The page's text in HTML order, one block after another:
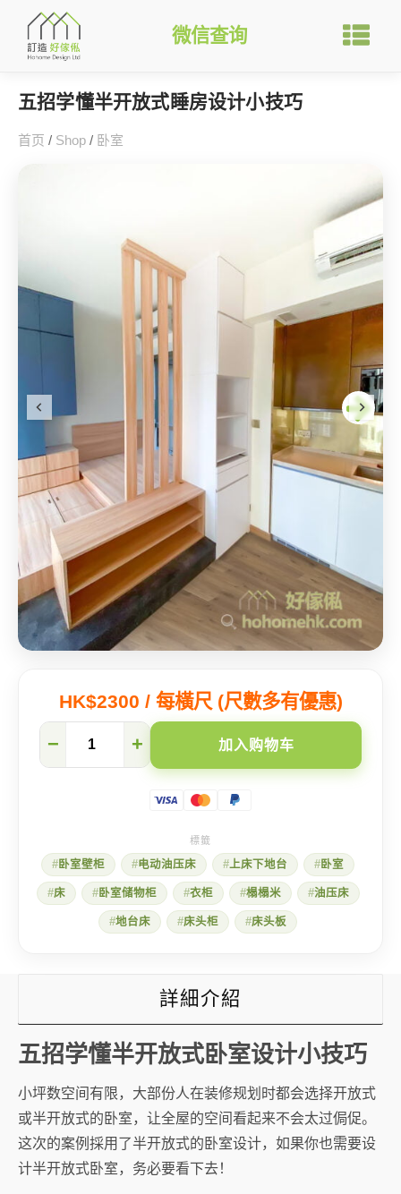
微信查询
五招学懂半开放式睡房设计小技巧
首页 / Shop / 卧室
HK$2300 / 每橫尺 (尺數多有優惠)
学
睡
房
设
− + 加入购物车
卧室壁柜 电动油压床 上床下地台 卧室
床 卧室储物柜 衣柜 榻榻米 油压床
地台床 床头柜 床头板
詳細介紹
五招学懂半开放式卧室设计小技巧
小坪数空间有限，大部份人在装修规划时都会选择开放式
或半开放式的卧室，让全屋的空间看起来不会太过侷促。
这次的案例採用了半开放式的卧室设计，如果你也需要设
计半开放式卧室，务必要看下去！